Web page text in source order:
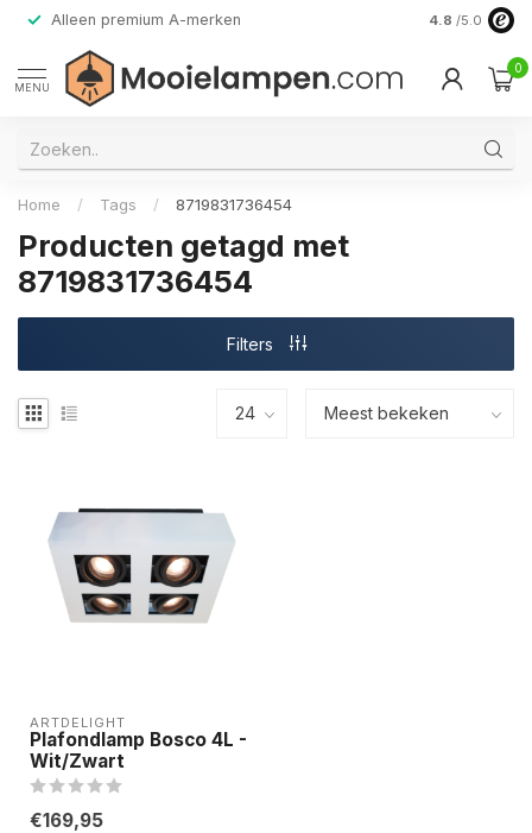
Alleen premium A-merken 4.8 /5.0
MENU
0
Home / Tags / 8719831736454
Producten getagd met
8719831736454
Filters
ARTDELIGHT
Plafondlamp Bosco 4L -
Wit/Zwart
€169,95